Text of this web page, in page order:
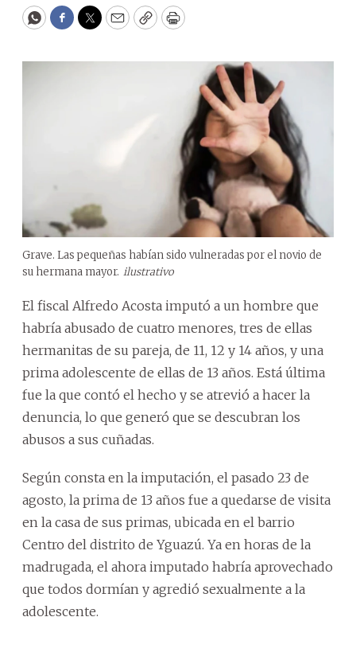
WhatsApp
Facebook
Twitter
EmailCopyPrint
Grave. Las pequeñas habían sido vulneradas por el novio de
su hermana mayor. ilustrativo
El fiscal Alfredo Acosta imputó a un hombre que
habría abusado de cuatro menores, tres de ellas
hermanitas de su pareja, de 11, 12 y 14 años, y una
prima adolescente de ellas de 13 años. Está última
fue la que contó el hecho y se atrevió a hacer la
denuncia, lo que generó que se descubran los
abusos a sus cuñadas.
Según consta en la imputación, el pasado 23 de
agosto, la prima de 13 años fue a quedarse de visita
en la casa de sus primas, ubicada en el barrio
Centro del distrito de Yguazú. Ya en horas de la
madrugada, el ahora imputado habría aprovechado
que todos dormían y agredió sexualmente a la
adolescente.